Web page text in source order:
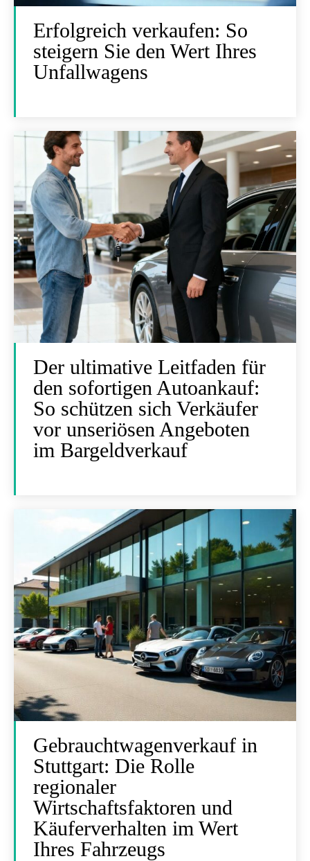
Erfolgreich verkaufen: So
steigern Sie den Wert Ihres
Unfallwagens
Der ultimative Leitfaden für
den sofortigen Autoankauf:
So schützen sich Verkäufer
vor unseriösen Angeboten
im Bargeldverkauf
Gebrauchtwagenverkauf in
Stuttgart: Die Rolle
regionaler
Wirtschaftsfaktoren und
Käuferverhalten im Wert
Ihres Fahrzeugs